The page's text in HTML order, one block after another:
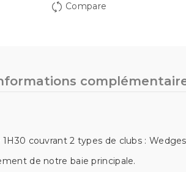
Compare
couvrant 2 types de clubs :
de notre baie principale.